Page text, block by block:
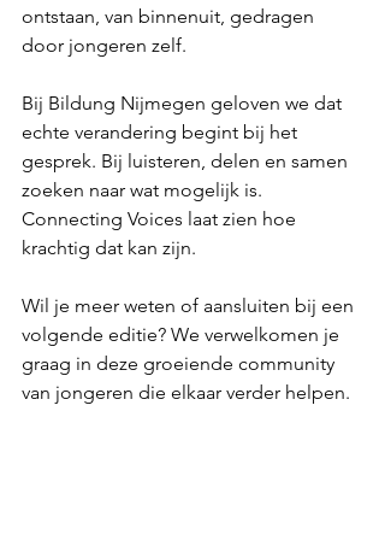
ontstaan, van binnenuit, gedragen
door jongeren zelf.
Bij Bildung Nijmegen geloven we dat
echte verandering begint bij het
gesprek. Bij luisteren, delen en samen
zoeken naar wat mogelijk is.
Connecting Voices laat zien hoe
krachtig dat kan zijn.
Wil je meer weten of aansluiten bij een
volgende editie? We verwelkomen je
graag in deze groeiende community
van jongeren die elkaar verder helpen.